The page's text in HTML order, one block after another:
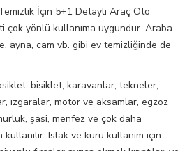
İçin 5+1 Detaylı Araç Oto
çok yönlü kullanıma uygundur. Araba
ayna, cam vb. gibi ev temizliğinde de
bisiklet, karavanlar, tekneler,
ızgaralar, motor ve aksamlar, egzoz
şasi, menfez ve çok daha
kullanılır. Islak ve kuru kullanım için